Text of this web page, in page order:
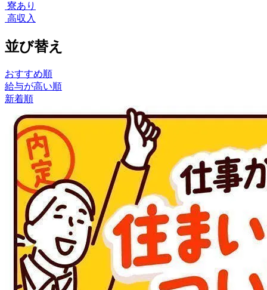
寮あり
高収入
並び替え
おすすめ順
給与が高い順
新着順